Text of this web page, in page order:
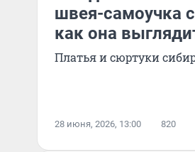
швея-самоучка
как она
Платья и сюртуки
28 июня, 2026, 13:00 820